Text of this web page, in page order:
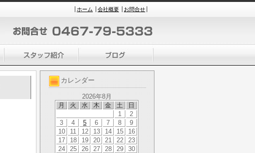
ホーム 会社概要 お問合せ
カレンダー
2026年8月
月
火 水 木 金 土 日
1
2
3
4 5 6 7 8
9
10
11 12 13 14 15
16
17
18 19 20 21 22
23
24
25 26 27 28 29
30